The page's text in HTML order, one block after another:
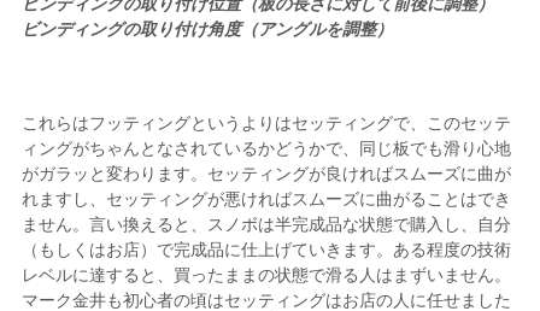
ビンディングの取り付け角度（アングルを調整）
これらはフッティングというよりはセッティングで、このセッテ
ィングがちゃんとなされているかどうかで、同じ板でも滑り心地
がガラッと変わります。セッティングが良ければスムーズに曲が
れますし、セッティングが悪ければスムーズに曲がることはでき
ません。言い換えると、スノボは半完成品な状態で購入し、自分
（もしくはお店）で完成品に仕上げていきます。ある程度の技術
レベルに達すると、買ったままの状態で滑る人はまずいません。
マーク金井も初心者の頃はセッティングはお店の人に任せました